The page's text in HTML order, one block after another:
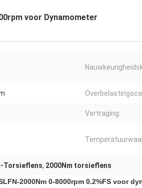
voor Dynamometer
Vertraging:
Torsieflens, 2000Nm torsieflens
2000Nm 0-8000rpm 0.2%FS voor